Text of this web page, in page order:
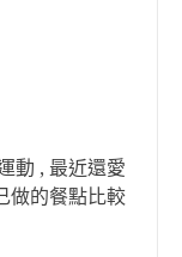
動 , 最近還愛
做的餐點比較